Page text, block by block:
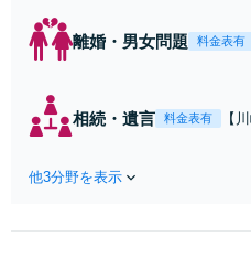
離婚・男女問題 料金表有
相続・遺言 料金表有
【
ス
他3分野を表示